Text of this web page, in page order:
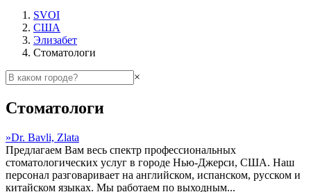
SVOI
США
Элизабет
Стоматологи
×
Стоматологи
»Dr. Bavli, Zlata
Предлагаем Вам весь спектр профессиональных
стоматологических услуг в городе Нью-Джерси, США. Наш
персонал разговаривает на английском, испанском, русском и
китайском языках. Мы работаем по выходным...